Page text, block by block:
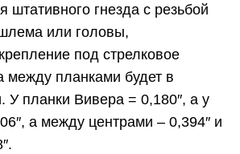
штативного гнезда с резьбой
или головы,
под стрелковое
между планками будет в
У планки Вивера = 0,180″, а у
а между центрами – 0,394″ и